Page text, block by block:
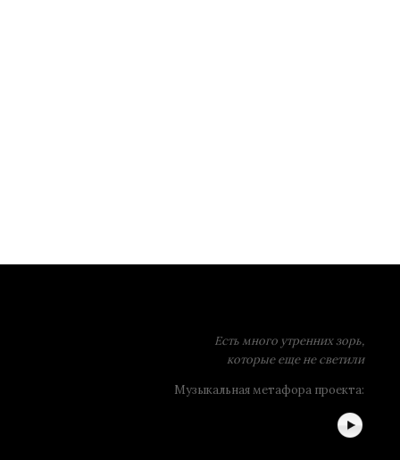
Есть много утренних зорь,
которые еще не светили
Музыкальная метафора проекта: